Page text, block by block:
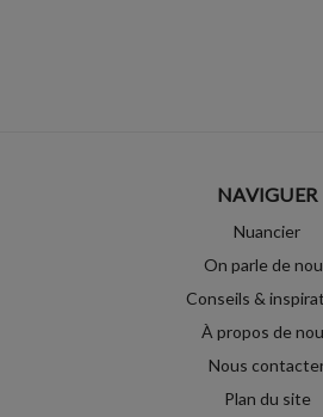
NAVIGUER
Nuancier
On parle de
Conseils &
À propos de
Nous
Plan du site